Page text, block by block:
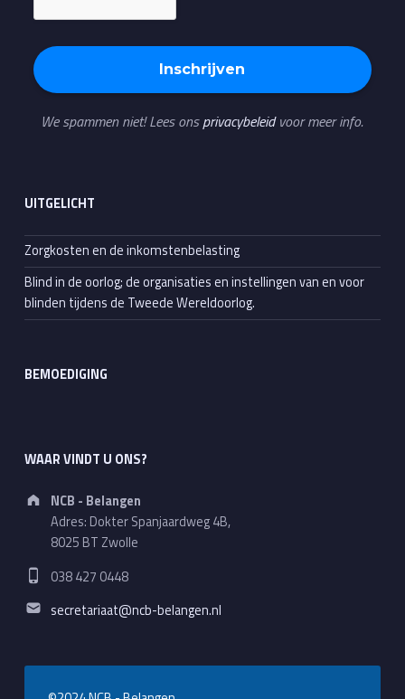
We spammen niet! Lees onsprivacybeleidvoor meer info.
UITGELICHT
Zorgkosten en de inkomstenbelasting
Blind in de oorlog; de organisaties en instellingen van en voor
blinden tijdens de Tweede Wereldoorlog.
BEMOEDIGING
WAAR VINDT U ONS?
Address:
NCB - Belangen
Adres: Dokter Spanjaardweg 4B,
8025 BT Zwolle
Phone number:
038 427 0448
Email address:
secretariaat@ncb-belangen.nl